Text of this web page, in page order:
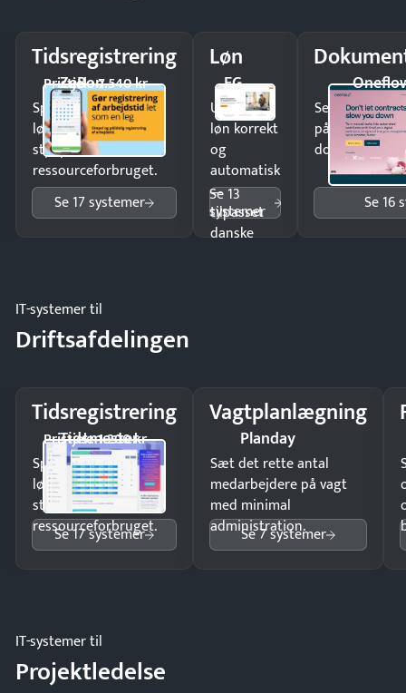
Tidsregistrering
ZeBon
Pristjek: 7.540 kr
Spar tid på
lønberegning og få
styr på
ressourceforbruget.
Se 17 systemer
Løn
EG
Udbetal
løn korrekt
og
automatisk
—
tilpasset
danske
Se 13
systemer
Send
på minutter
dokumenter.
Se 16
IT-systemer til
Driftsafdelingen
Tidsregistrering
Tidsmester
Pristjek: 1.200 kr
Spar tid på
lønberegning og få
styr på
ressourceforbruget.
Se 17 systemer
Vagtplanlægning
Planday
Sæt det rette antal
medarbejdere på vagt
med minimal
administration.
Se 7 systemer
IT-systemer til
Projektledelse